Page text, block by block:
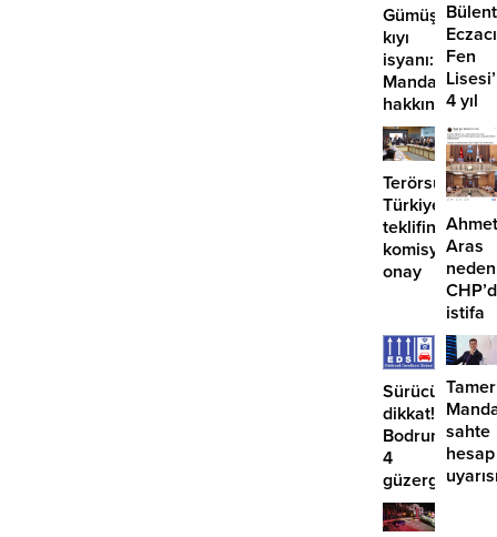
Gümüşlük’te
kıyı
isyanı:
Mandalinci
hakkında
suç
duyurusu
Bülent
Fen
4 yıl
geçti,
hâlâ
proje
Terörsüz
Türkiye
teklifine
komisyondan
onay
Ahmet
Aras
neden
istifa
Sürücüler
dikkat!
Bodrum’da
4
güzergahta
EDS
başlıyor
Tamer
sahte
hesap